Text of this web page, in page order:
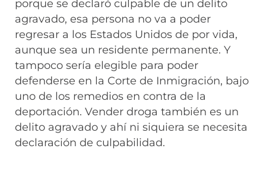
porque se declaró culpable de un delito
agravado, esa persona no va a poder
regresar a los Estados Unidos de por vida,
aunque sea un residente permanente. Y
tampoco sería elegible para poder
defenderse en la Corte de Inmigración, bajo
uno de los remedios en contra de la
deportación. Vender droga también es un
delito agravado y ahí ni siquiera se necesita
declaración de culpabilidad.